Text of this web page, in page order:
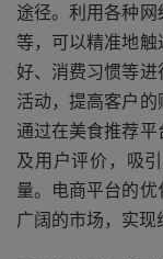
途径。利用各种
等，可以精准地
好、消费习惯等
活动，提高客户的
通过在美食推荐
及用户评价，吸
量。电商平台的
广阔的市场，实现